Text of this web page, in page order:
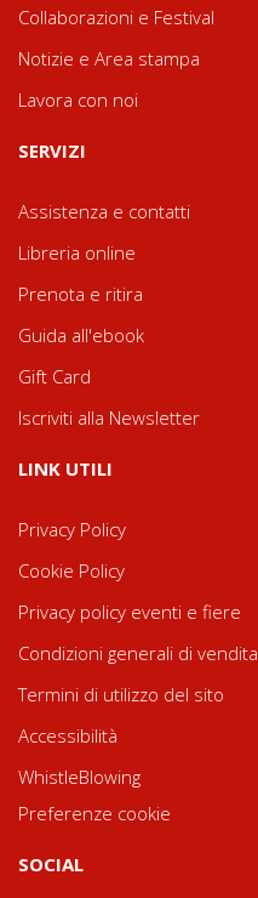
Collaborazioni e Festival
Notizie e Area stampa
Lavora con noi
SERVIZI
Assistenza e contatti
Libreria online
Prenota e ritira
Guida all'ebook
Gift Card
Iscriviti alla Newsletter
LINK UTILI
Privacy Policy
Cookie Policy
Privacy policy eventi e fiere
Condizioni generali di vendita
Termini di utilizzo del sito
Accessibilità
WhistleBlowing
Preferenze cookie
SOCIAL